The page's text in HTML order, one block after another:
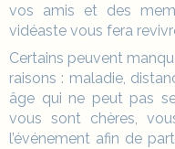
vos amis et des
vidéaste vous fera
Certains peuvent
raisons : maladie,
âge qui ne peut pas
vous sont chères,
l’événement afin de